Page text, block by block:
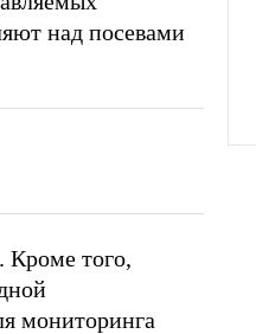
над посевами
Кроме того,
мониторинга